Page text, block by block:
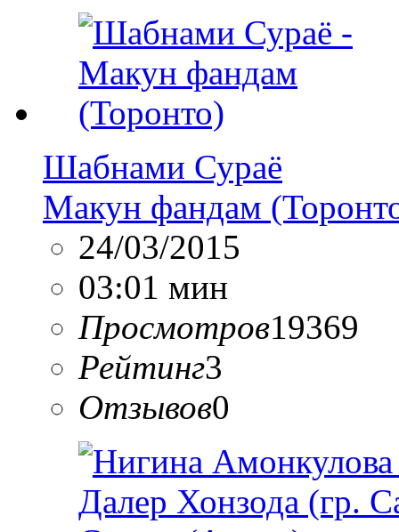
Шабнами Сураё
Макун фандам
24/03/2015
03:01 мин
Просмотров19369
Рейтинг3
Отзывов0